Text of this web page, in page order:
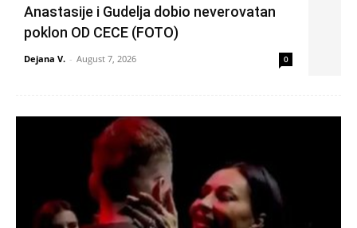
Anastasije i Gudelja dobio neverovatan
poklon OD CECE (FOTO)
Dejana V. - August 7, 2026 0